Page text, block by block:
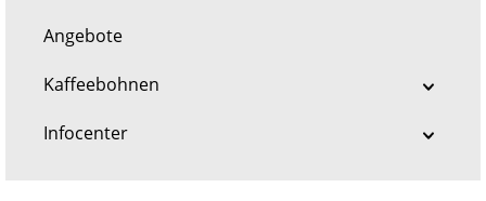
Angebote
Kaffeebohnen
Infocenter